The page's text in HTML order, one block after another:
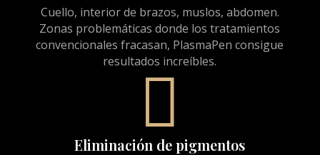
Cuello, interior de brazos, muslos, abdomen.
Zonas problemáticas donde los tratamientos
convencionales fracasan, PlasmaPen consigue
resultados increíbles.

Eliminación de pigmentos